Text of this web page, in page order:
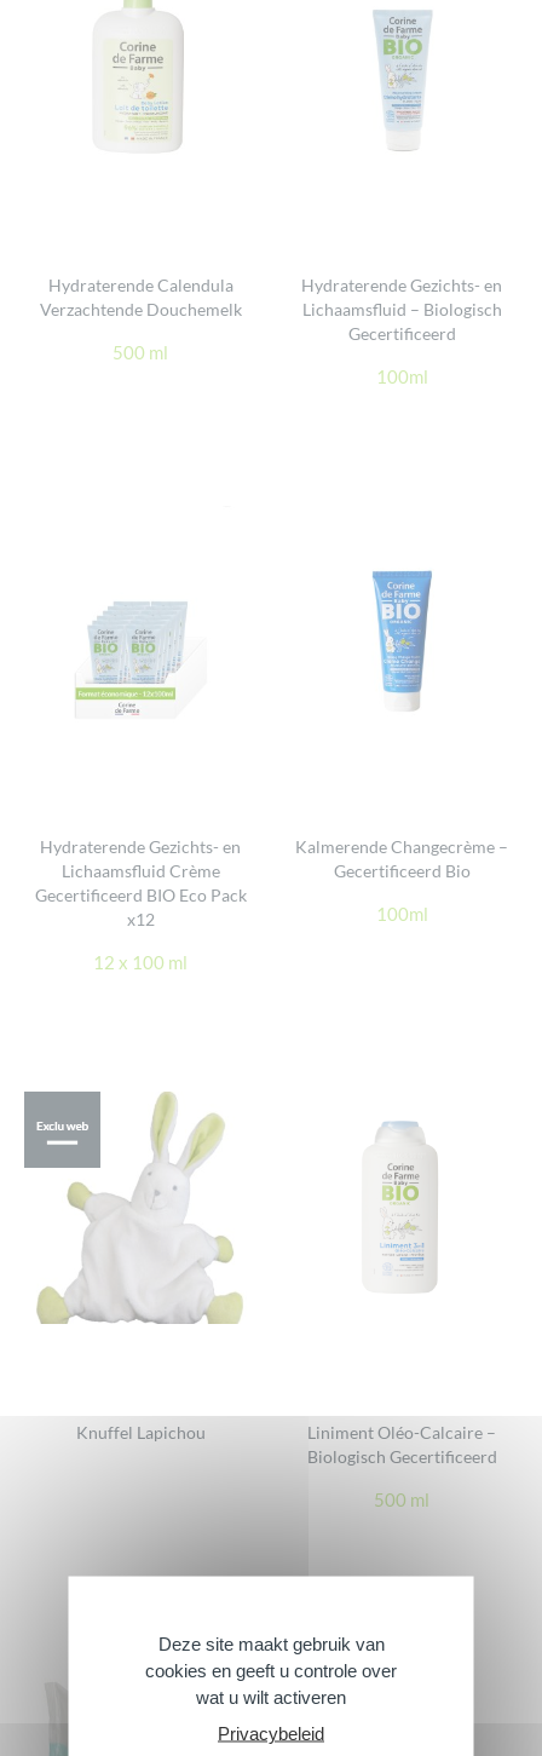
Hydraterende Calendula
Verzachtende Douchemelk
500 ml
Hydraterende Gezichts- en
Lichaamsfluid – Biologisch
Gecertificeerd
100ml
Hydraterende Gezichts- en
Lichaamsfluid Crème
Gecertificeerd BIO Eco Pack
x12
12 x 100 ml
Kalmerende Changecrème –
Gecertificeerd Bio
100ml
Knuffel Lapichou
Liniment Oléo-Calcaire –
Biologisch Gecertificeerd
500 ml
Deze site maakt gebruik van
cookies en geeft u controle over
wat u wilt activeren
Privacybeleid